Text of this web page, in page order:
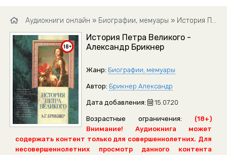
Аудиокниги онлайн » Биографии, мемуары » История Петра Великого - Александр Брикнер
История Петра Великого -
Александр Брикнер
Жанр: Биографии, мемуары
Автор: Брикнер Александр
Дата добавления: 15.07.20
Возрастные ограничения:
(18+)
Внимание! Аудиокнига может
содержать контент только для совершеннолетних. Для
несовершеннолетних просмотр данного контента